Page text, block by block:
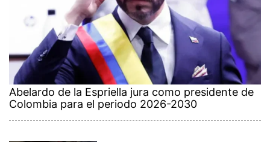
Abelardo de la Espriella jura como presidente de
Colombia para el periodo 2026-2030